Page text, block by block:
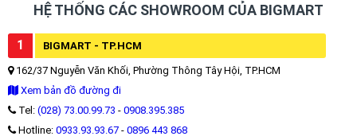
HỆ THỐNG CÁC SHOWROOM CỦA BIGMART
1 BIGMART - TP.HCM
162/37 Nguyễn Văn Khối, Phường Thông Tây Hội, TP.HCM
Xem bản đồ đường đi
Tel: (028) 73.00.99.73 - 0908.395.385
Hotline: 0933.93.93.67 - 0896 443 868